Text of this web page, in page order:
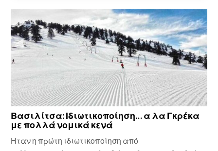
Βασιλίτσα: Ιδιωτικοποίηση… α λα Γκρέκα
με πολλά νομικά κενά
Ηταν η πρώτη ιδιωτικοποίηση από